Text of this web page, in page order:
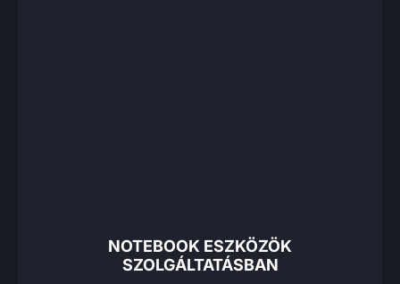
NOTEBOOK ESZKÖZÖK
SZOLGÁLTATÁSBAN